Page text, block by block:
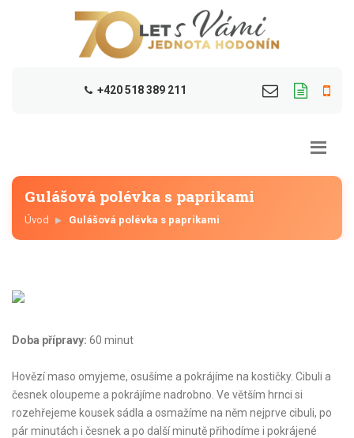
+420 518 389 211
Gulášová polévka s paprikami
Úvod Gulášová polévka s paprikami
Doba přípravy: 60 minut
Hovězí maso omyjeme, osušíme a pokrájíme na kostičky. Cibuli a
česnek oloupeme a pokrájíme nadrobno. Ve větším hrnci si
rozehřejeme kousek sádla a osmažíme na něm nejprve cibuli, po
pár minutách i česnek a po další minutě přihodíme i pokrájené